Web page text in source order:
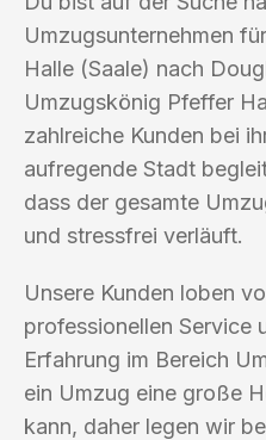
Umzugsunternehmen
Halle (Saale) nach
Umzugskönig Pfeffer
zahlreiche Kunden bei
aufregende Stadt
dass der gesamte
und stressfrei verläuft.
Unsere Kunden loben
professionellen Service
Erfahrung im Bereich
ein Umzug eine große
kann, daher legen wir